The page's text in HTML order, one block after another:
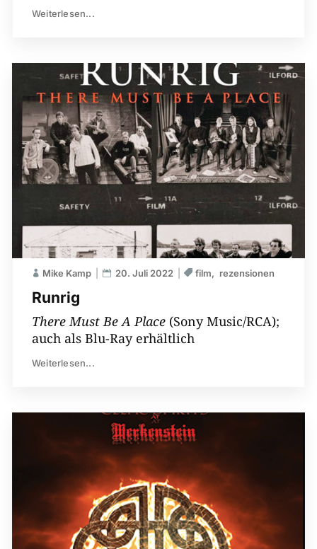
Weiterlesen...
Runrig
Mike Kamp 20. Juli 2022 film rezensionen
There Must Be A Place (Sony Music/RCA);
auch als Blu-Ray erhältlich
Weiterlesen...